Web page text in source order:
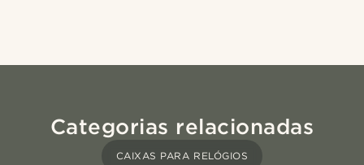
Categorias relacionadas
CAIXAS PARA RELÓGIOS